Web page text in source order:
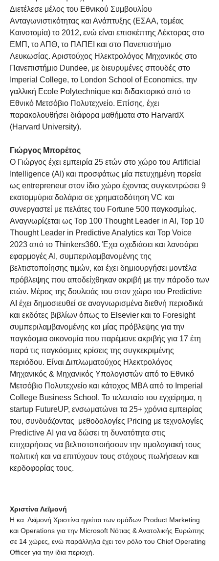
Διετέλεσε μέλος του Εθνικού Συμβουλίου
Ανταγωνιστικότητας και Ανάπτυξης (ΕΣΑΑ, τομέας
Καινοτομία) το 2012, ενώ είναι επισκέπτης Λέκτορας στο
ΕΜΠ, το ΑΠΘ, το ΠΑΠΕΙ και στο Πανεπιστήμιο
Λευκωσίας. Αριστούχος Ηλεκτρολόγος Μηχανικός στο
Πανεπιστήμιο Dundee, με διευρυμένες σπουδές στο
Imperial College, το London School of Economics, την
γαλλική Ecole Polytechnique και διδακτορικό από το
Εθνικό Μετσόβιο Πολυτεχνείο. Επίσης, έχει
παρακολουθήσει διάφορα μαθήματα στο HarvardX
(Harvard University).
Γιώργος Μπορέτος
Ο Γιώργος έχει εμπειρία 25 ετών στο χώρο του Artificial
Intelligence (AI) και προσφάτως μία πετυχημένη πορεία
ως entrepreneur στον ίδιο χώρο έχοντας συγκεντρώσει 9
εκατομμύρια δολάρια σε χρηματοδότηση VC και
συνεργαστεί με πελάτες του Fortune 500 παγκοσμίως.
Αναγνωρίζεται ως Top 100 Thought Leader in AI, Top 10
Thought Leader in Predictive Analytics και Top Voice
2023 από το Thinkers360. Έχει σχεδιάσει και λανσάρει
εφαρμογές ΑΙ, συμπεριλαμβανομένης της
βελτιστοποίησης τιμών, και έχει δημιουργήσει μοντέλα
πρόβλεψης που αποδείχθηκαν ακριβή με την πάροδο των
ετών. Μέρος της δουλειάς του στον χώρο του Predictive
AI έχει δημοσιευθεί σε αναγνωρισμένα διεθνή περιοδικά
και εκδότες βιβλίων όπως το Elsevier και το Foresight
συμπεριλαμβανομένης και μίας πρόβλεψης για την
παγκόσμια οικονομία που παρέμεινε ακριβής για 17 έτη
παρά τις παγκόσμιες κρίσεις της συγκεκριμένης
περιόδου. Είναι Διπλωματούχος Ηλεκτρολόγος
Μηχανικός & Μηχανικός Υπολογιστών από το Εθνικό
Μετσόβιο Πολυτεχνείο και κάτοχος MBA από το Imperial
College Business School. Το τελευταίο του εγχείρημα, η
startup FutureUP, ενσωματώνει τα 25+ χρόνια εμπειρίας
του, συνδυάζοντας μεθοδολογίες Pricing με τεχνολογίες
Predictive ΑΙ για να δώσει τη δυνατότητα στις
επιχειρήσεις να βελτιστοποιήσουν την τιμολογιακή τους
πολιτική και να επιτύχουν τους στόχους πωλήσεων και
κερδοφορίας τους.
ΧριστίναΛεϊμονή
Η κα. Λεϊμονή Χριστίνα ηγείται των ομάδων Product Marketing
και Operations για την Microsoft Νότιας & Ανατολικής Ευρώπης
σε 14 χώρες, ενώ παράλληλα έχει τον ρόλο του Chief Operating
Officer για την ίδια περιοχή.